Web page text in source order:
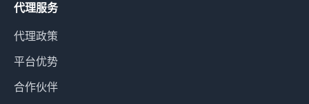
代理服务
代理政策
平台优势
合作伙伴